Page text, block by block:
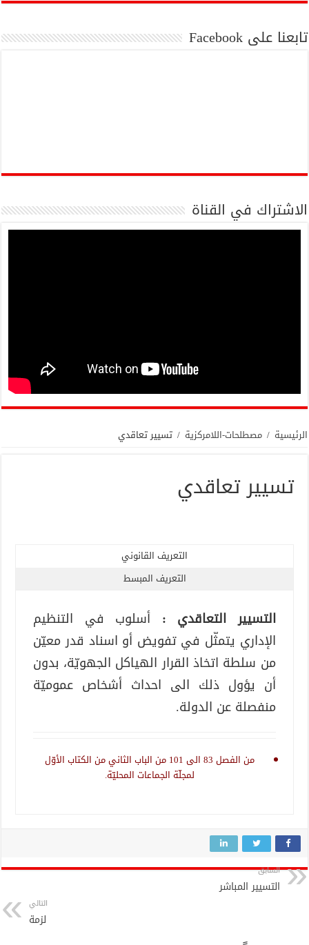
الرئيسية / مصطلحات-اللامركزية / تسيير تعاقدي
تسيير تعاقدي
التعريف القانوني
التعريف المبسط
التسيير التعاقدي : أسلوب في التنظيم
الإداري يتمثّل في تفويض أو اسناد قدر معيّن
من سلطة اتخاذ القرار الهياكل الجهويّة، بدون
أن يؤول ذلك الى احداث أشخاص عموميّة
منفصلة عن الدولة.
من الفصل 83 الى 101 من الباب الثاني من الكتاب الأوّل
لمجلّة الجماعات المحليّة.
السابق
التسيير المباشر
التالي
لزمة
تابعنا على Facebook
الاشتراك في القناة